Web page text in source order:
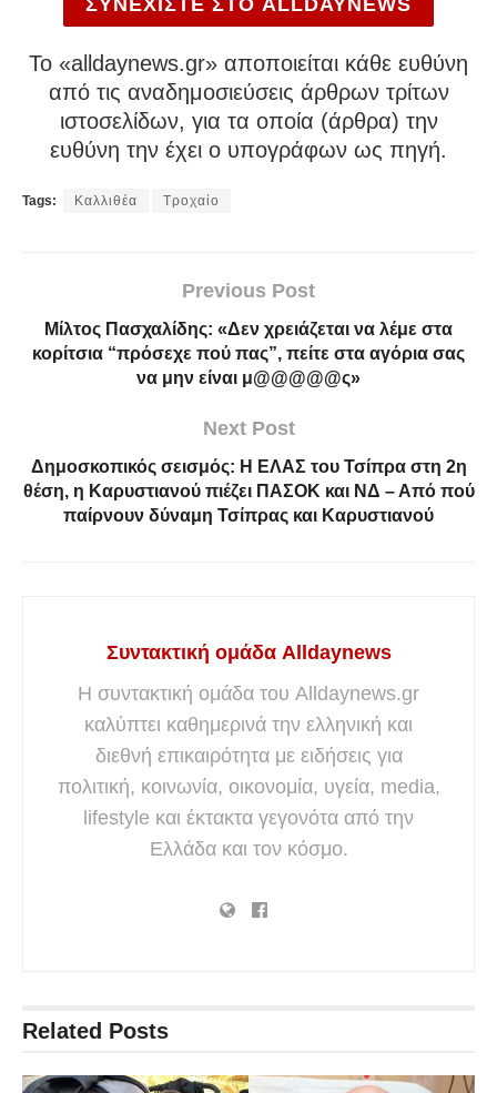
ΣΥΝΕΧΙΣΤΕ ΣΤΟ ALLDAYNEWS
To «alldaynews.gr» αποποιείται κάθε ευθύνη
από τις αναδημοσιεύσεις άρθρων τρίτων
ιστοσελίδων, για τα οποία (άρθρα) την
ευθύνη την έχει ο υπογράφων ως πηγή.
Tags: Καλλιθέα Τροχαίο
Previous Post
Μίλτος Πασχαλίδης: «Δεν χρειάζεται να λέμε στα
κορίτσια “πρόσεχε πού πας”, πείτε στα αγόρια σας
να μην είναι μ@@@@@ς»
Next Post
Δημοσκοπικός σεισμός: Η ΕΛΑΣ του Τσίπρα στη 2η
θέση, η Καρυστιανού πιέζει ΠΑΣΟΚ και ΝΔ – Από πού
παίρνουν δύναμη Τσίπρας και Καρυστιανού
Συντακτική ομάδα Alldaynews
Η συντακτική ομάδα του Alldaynews.gr
καλύπτει καθημερινά την ελληνική και
διεθνή επικαιρότητα με ειδήσεις για
πολιτική, κοινωνία, οικονομία, υγεία, media,
lifestyle και έκτακτα γεγονότα από την
Ελλάδα και τον κόσμο.
Related Posts